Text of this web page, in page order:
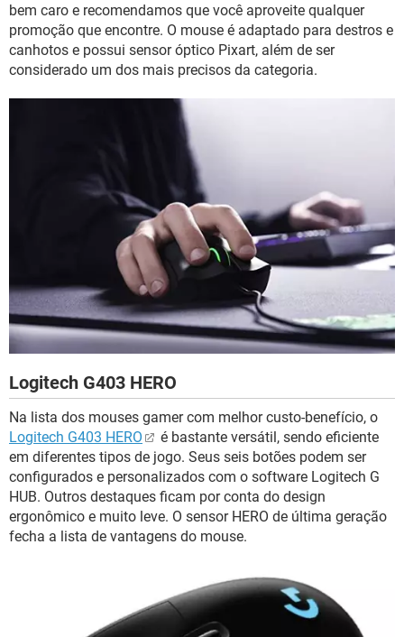
bem caro e recomendamos que você aproveite qualquer
promoção que encontre. O mouse é adaptado para destros e
canhotos e possui sensor óptico Pixart, além de ser
considerado um dos mais precisos da categoria.
Logitech G403 HERO
Na lista dos mouses gamer com melhor custo-benefício, o
Logitech G403 HERO
é bastante versátil, sendo eficiente
em diferentes tipos de jogo. Seus seis botões podem ser
configurados e personalizados com o software Logitech G
HUB. Outros destaques ficam por conta do design
ergonômico e muito leve. O sensor HERO de última geração
fecha a lista de vantagens do mouse.